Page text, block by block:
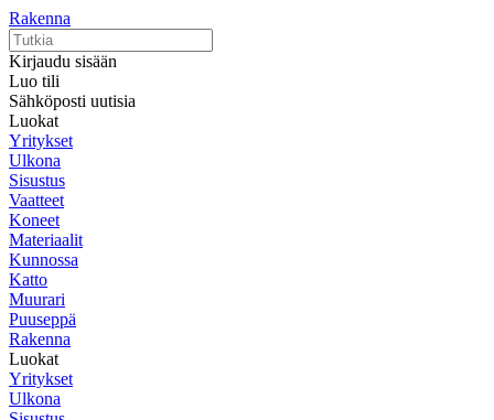
Rakenna
Kirjaudu sisään
Luo tili
Sähköposti uutisia
Luokat
Yritykset
Ulkona
Sisustus
Vaatteet
Koneet
Materiaalit
Kunnossa
Katto
Muurari
Puuseppä
Rakenna
Luokat
Yritykset
Ulkona